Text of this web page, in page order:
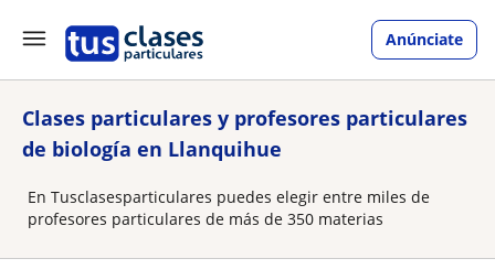
Anúnciate
Clases particulares y profesores particulares
de biología en Llanquihue
En Tusclasesparticulares puedes elegir entre miles de
profesores particulares de más de 350 materias